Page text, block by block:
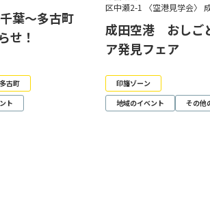
葉～多古町
せ！
多古町
ト
区中瀬2-1 〈空港見学会〉
成田空港 おしご
ア発見フェア
印旛ゾーン
地域のイベント
その他